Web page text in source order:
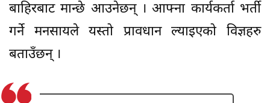
बाहिरबाट मान्छे आउनेछन् । आफ्ना कार्यकर्ता भर्ती
गर्ने मनसायले यस्तो प्रावधान ल्याइएको विज्ञहरु
बताउँछन् ।